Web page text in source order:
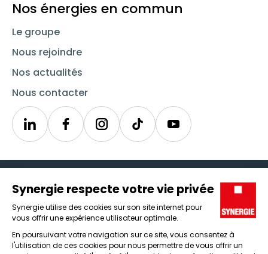
Nos énergies en commun
Le groupe
Nous rejoindre
Nos actualités
Nous contacter
LinkedinSynergieInstagramTikTok Youtube
Icône d'illustration
Candidats
Entreprises
Icône d'illustration
Nos agences
Icône d'illustration